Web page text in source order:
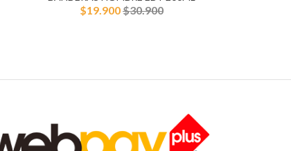
$19.900$30.900